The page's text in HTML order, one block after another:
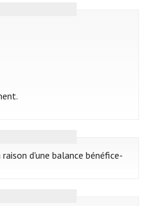
raison d'une balance bénéfice-